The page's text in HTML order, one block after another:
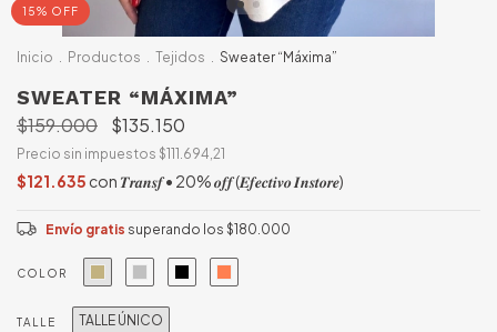
15% OFF
Inicio . Productos . Tejidos . Sweater “Máxima”
SWEATER “MÁXIMA”
$159.000
$135.150
Precio sin impuestos $111.694,21
$121.635 con 𝑻𝒓𝒂𝒏𝒔𝒇 • 20% 𝒐𝒇𝒇 (𝑬𝒇𝒆𝒄𝒕𝒊𝒗𝒐 𝑰𝒏𝒔𝒕𝒐𝒓𝒆)
Envío gratis superando los $180.000
COLOR
TALLE TALLE ÚNICO